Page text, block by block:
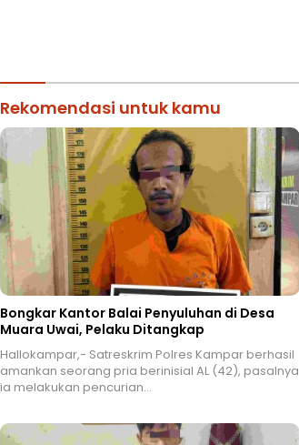
Rekomendasi untuk kamu
Bongkar Kantor Balai Penyuluhan di Desa
Muara Uwai, Pelaku Ditangkap
Hallokampar,- Satreskrim Polres Kampar berhasil
amankan seorang pria berinisial AL (42), pasalnya
ia melakukan pencurian…